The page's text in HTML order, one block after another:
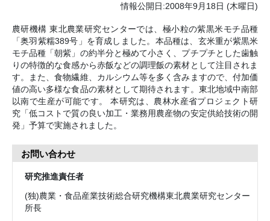
情報公開日:2008年9月18日 (木曜日)
農研機構 東北農業研究センターでは、極小粒の紫黒米モチ品種
「奥羽紫糯389号」を育成しました。本品種は、玄米重が紫黒米
モチ品種「朝紫」の約半分と極めて小さく、プチプチとした歯触
りの特徴的な食感から赤飯などの調理飯の素材として注目されま
す。また、食物繊維、カルシウム等を多く含みますので、付加価
値の高い多様な食品の素材として期待されます。東北地域中南部
以南で生産が可能です。 本研究は、農林水産省プロジェクト研
究「低コストで質の良い加工・業務用農産物の安定供給技術の開
発」予算で実施されました。
お問い合わせ
研究推進責任者
(独)農業・食品産業技術総合研究機構東北農業研究センター
所長